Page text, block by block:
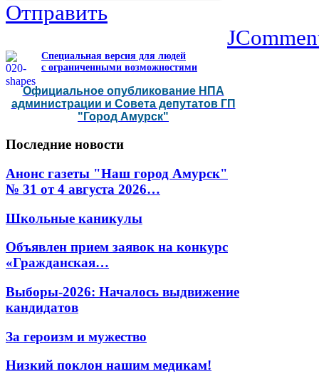
Отправить
Специальная версия для людей
с ограниченными возможностями
Официальное опубликование НПА
администрации и Совета депутатов ГП
"Город Амурск"
Последние новости
Анонс газеты "Наш город Амурск"
№ 31 от 4 августа 2026…
Школьные каникулы
Объявлен прием заявок на конкурс
«Гражданская…
Выборы-2026: Началось выдвижение
кандидатов
За героизм и мужество
Низкий поклон нашим медикам!